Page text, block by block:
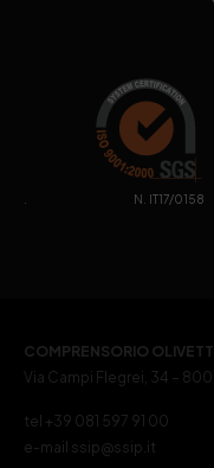
. N. IT17/0158
COMPRENSORIO
Via Campi Flegrei, 34 –
tel +39 081 597 91 00
e-mail ssip@ssip.it